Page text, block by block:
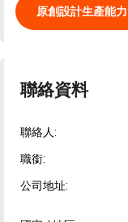
原創設計生產能力
聯絡資料
聯絡人:
職銜:
公司地址: